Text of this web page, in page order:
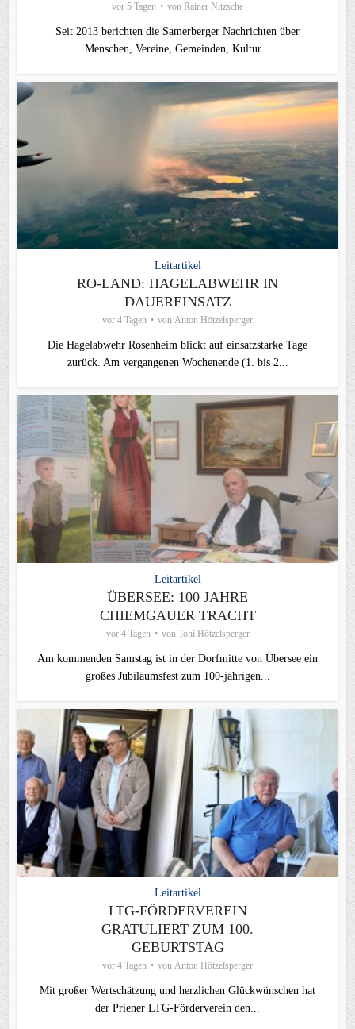
vor 5 Tagen von Rainer Nitzsche
Seit 2013 berichten die Samerberger Nachrichten über
Menschen, Vereine, Gemeinden, Kultur...
Leitartikel
RO-LAND: HAGELABWEHR IN
DAUEREINSATZ
vor 4 Tagen von Anton Hötzelsperger
Die Hagelabwehr Rosenheim blickt auf einsatzstarke Tage
zurück. Am vergangenen Wochenende (1. bis 2...
Leitartikel
ÜBERSEE: 100 JAHRE
CHIEMGAUER TRACHT
vor 4 Tagen von Toni Hötzelsperger
Am kommenden Samstag ist in der Dorfmitte von Übersee ein
großes Jubiläumsfest zum 100-jährigen...
Leitartikel
LTG-FÖRDERVEREIN
GRATULIERT ZUM 100.
GEBURTSTAG
vor 4 Tagen von Anton Hötzelsperger
Mit großer Wertschätzung und herzlichen Glückwünschen hat
der Priener LTG‑Förderverein den...